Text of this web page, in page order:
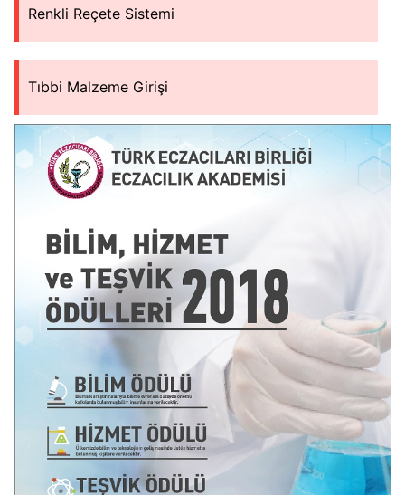
Renkli Reçete Sistemi
Tıbbi Malzeme Girişi